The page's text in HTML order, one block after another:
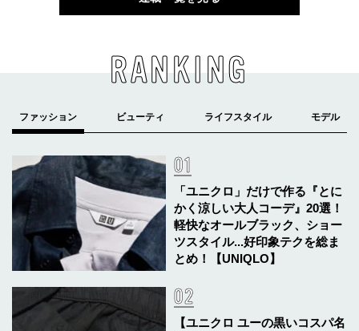
RANKING
「ユニクロ」だけで作る『とに
かく涼しい大人コーデ』20選！
軽快なオールブラック、ショー
ツスタイル...好印象テクを総ま
とめ！【UNIQLO】
【ユニクロ ユーの黒いコスパ名